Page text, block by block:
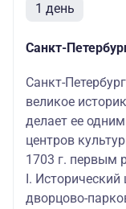
1 день
Санкт-
Санкт-
великое
делает ее
центров
1703 г. первым
I. Исторический
дворцово-